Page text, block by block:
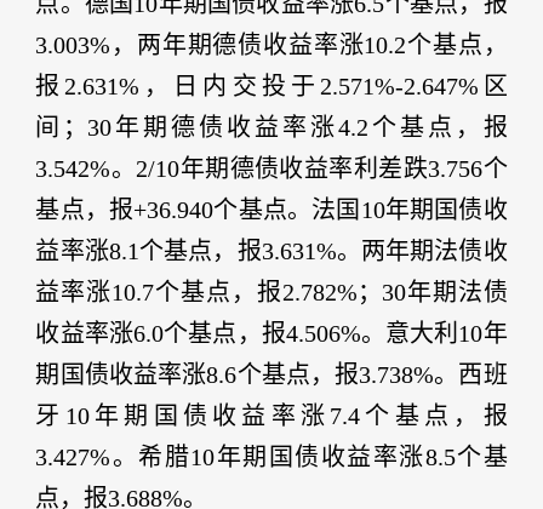
3.003%，两年期德债收益率涨10.2个基点，
报2.631%，日内交投于2.571%-2.647%区
间；30年期德债收益率涨4.2个基点，报
3.542%。2/10年期德债收益率利差跌3.756个
基点，报+36.940个基点。法国10年期国债收
益率涨8.1个基点，报3.631%。两年期法债收
益率涨10.7个基点，报2.782%；30年期法债
收益率涨6.0个基点，报4.506%。意大利10年
期国债收益率涨8.6个基点，报3.738%。西班
牙10年期国债收益率涨7.4个基点，报
3.427%。希腊10年期国债收益率涨8.5个基
点，报3.688%。